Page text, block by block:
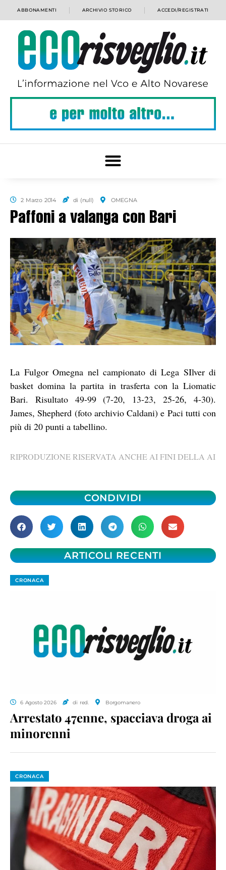
ABBONAMENTI ARCHIVIO STORICO ACCEDI/REGISTRATI
2 Marzo 2014 di (null) OMEGNA
Paffoni a valanga con Bari
La Fulgor Omegna nel campionato di Lega SIlver di
basket domina la partita in trasferta con la Liomatic
Bari. Risultato 49-99 (7-20, 13-23, 25-26, 4-30).
James, Shepherd (foto archivio Caldani) e Paci tutti con
più di 20 punti a tabellino.
RIPRODUZIONE RISERVATA ANCHE AI FINI DELLA AI
CONDIVIDI
ARTICOLI RECENTI
CRONACA
6 Agosto 2026 di red. Borgomanero
Arrestato 47enne, spacciava droga ai
minorenni
CRONACA